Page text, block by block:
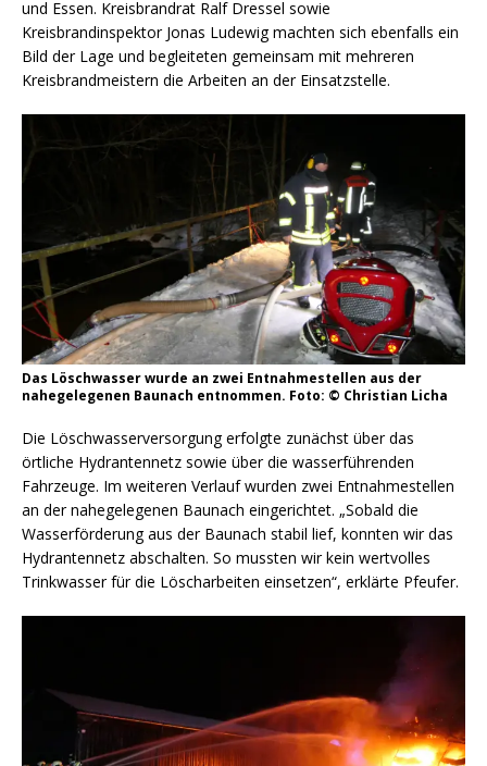
und Essen. Kreisbrandrat Ralf Dressel sowie
Kreisbrandinspektor Jonas Ludewig machten sich ebenfalls ein
Bild der Lage und begleiteten gemeinsam mit mehreren
Kreisbrandmeistern die Arbeiten an der Einsatzstelle.
Das Löschwasser wurde an zwei Entnahmestellen aus der
nahegelegenen Baunach entnommen. Foto: © Christian Licha
Die Löschwasserversorgung erfolgte zunächst über das
örtliche Hydrantennetz sowie über die wasserführenden
Fahrzeuge. Im weiteren Verlauf wurden zwei Entnahmestellen
an der nahegelegenen Baunach eingerichtet. „Sobald die
Wasserförderung aus der Baunach stabil lief, konnten wir das
Hydrantennetz abschalten. So mussten wir kein wertvolles
Trinkwasser für die Löscharbeiten einsetzen“, erklärte Pfeufer.